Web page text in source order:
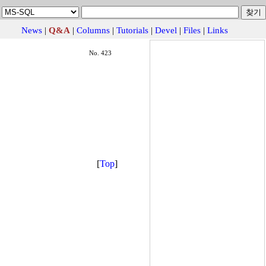
News | Q&A | Columns | Tutorials | Devel | Files | Links
No. 423
[Top]